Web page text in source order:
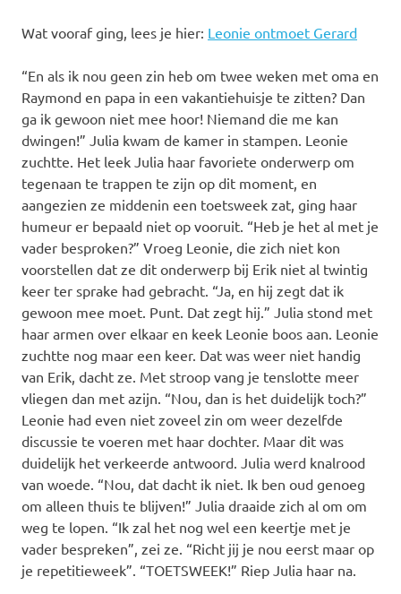
Wat vooraf ging, lees je hier: Leonie ontmoet Gerard
“En als ik nou geen zin heb om twee weken met oma en
Raymond en papa in een vakantiehuisje te zitten? Dan
ga ik gewoon niet mee hoor! Niemand die me kan
dwingen!” Julia kwam de kamer in stampen. Leonie
zuchtte. Het leek Julia haar favoriete onderwerp om
tegenaan te trappen te zijn op dit moment, en
aangezien ze middenin een toetsweek zat, ging haar
humeur er bepaald niet op vooruit. “Heb je het al met je
vader besproken?” Vroeg Leonie, die zich niet kon
voorstellen dat ze dit onderwerp bij Erik niet al twintig
keer ter sprake had gebracht. “Ja, en hij zegt dat ik
gewoon mee moet. Punt. Dat zegt hij.” Julia stond met
haar armen over elkaar en keek Leonie boos aan. Leonie
zuchtte nog maar een keer. Dat was weer niet handig
van Erik, dacht ze. Met stroop vang je tenslotte meer
vliegen dan met azijn. “Nou, dan is het duidelijk toch?”
Leonie had even niet zoveel zin om weer dezelfde
discussie te voeren met haar dochter. Maar dit was
duidelijk het verkeerde antwoord. Julia werd knalrood
van woede. “Nou, dat dacht ik niet. Ik ben oud genoeg
om alleen thuis te blijven!” Julia draaide zich al om om
weg te lopen. “Ik zal het nog wel een keertje met je
vader bespreken”, zei ze. “Richt jij je nou eerst maar op
je repetitieweek”. “TOETSWEEK!” Riep Julia haar na.